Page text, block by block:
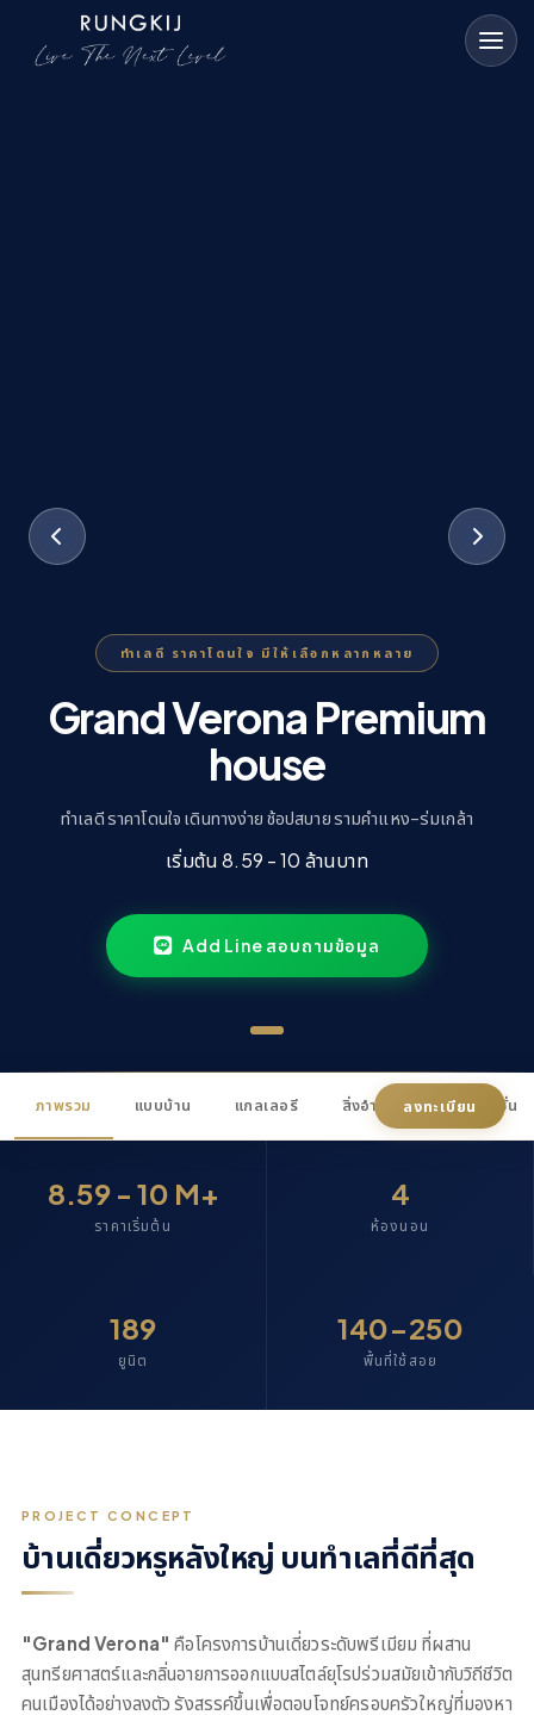
ทำเลดี ราคาโดนใจ มีให้เลือกหลากหลาย
Grand Verona Premium
house
ทำเลดี ราคาโดนใจ เดินทางง่าย ช้อปสบาย รามคำแหง–ร่มเกล้า
เริ่มต้น 8.59 - 10 ล้านบาท
Add Line สอบถามข้อมูล
ภาพรวม แบบบ้าน แกลเลอรี สิ่งอำนวยฯ โปรโมชั่น
ลงทะเบียน
8.59 - 10 M+
ราคาเริ่มต้น
4
ห้องนอน
189
ยูนิต
140-250
พื้นที่ใช้สอย
PROJECT CONCEPT
บ้านเดี่ยวหรูหลังใหญ่ บนทำเลที่ดีที่สุด
"Grand Verona" คือโครงการบ้านเดี่ยวระดับพรีเมียม ที่ผสาน
สุนทรียศาสตร์และกลิ่นอายการออกแบบสไตล์ยุโรปร่วมสมัยเข้ากับวิถีชีวิต
คนเมืองได้อย่างลงตัว รังสรรค์ขึ้นเพื่อตอบโจทย์ครอบครัวใหญ่ที่มองหา